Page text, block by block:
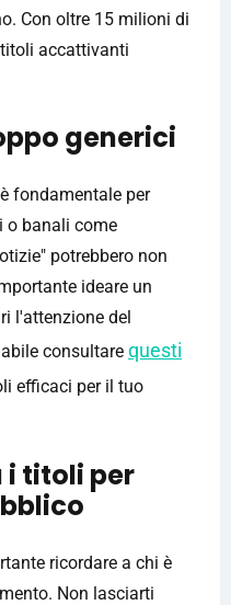
Con oltre 15 milioni di
accattivanti
generici
fondamentale per
o banali come
potrebbero non
ideare un
l'attenzione del
consultare questi
efficaci per il tuo
i titoli per
ricordare a chi è
Non lasciarti